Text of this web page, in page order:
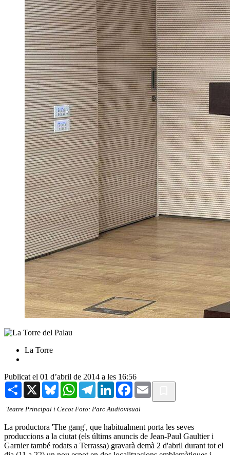
La Torre
Publicat el 01 d’abril de 2014 a les 16:56
Share X BlueskyWhatsAppTelegramLinkedInFacebook
Email
Teatre Principal i Cecot Foto: Parc Audiovisual
La productora 'The gang', que habitualment porta les seves
produccions a la ciutat (els últims anuncis de Jean-Paul Gaultier i
Garnier també rodats a Terrassa) gravarà demà 2 d'abril durant tot el